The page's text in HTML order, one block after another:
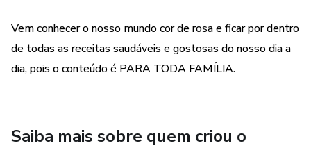
Vem conhecer o nosso mundo cor de rosa e ficar por dentro
de todas as receitas saudáveis e gostosas do nosso dia a
dia, pois o conteúdo é PARA TODA FAMÍLIA.
Saiba mais sobre quem criou o